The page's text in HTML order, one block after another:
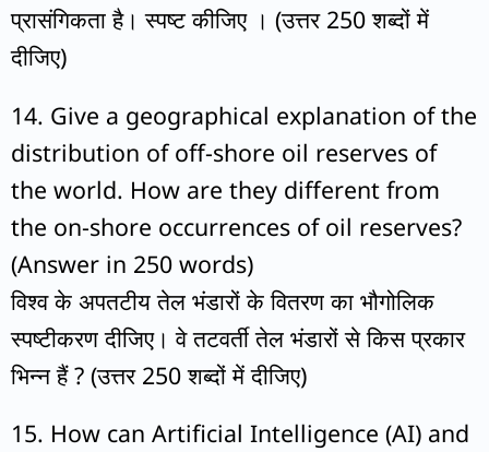
प्रासंगिकता है। स्पष्ट कीजिए । (उत्तर 250 शब्दों में
दीजिए)
14. Give a geographical explanation of the
distribution of off-shore oil reserves of
the world. How are they different from
the on-shore occurrences of oil reserves?
(Answer in 250 words)
विश्व के अपतटीय तेल भंडारों के वितरण का भौगोलिक
स्पष्टीकरण दीजिए। वे तटवर्ती तेल भंडारों से किस प्रकार
भिन्न हैं ? (उत्तर 250 शब्दों में दीजिए)
15. How can Artificial Intelligence (AI) and